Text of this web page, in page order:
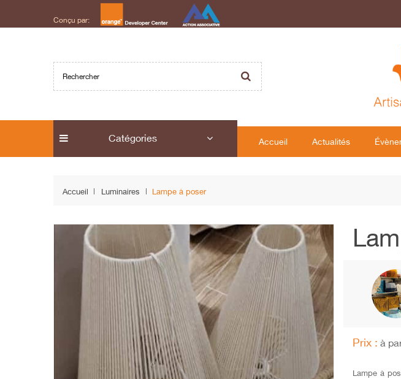
Conçu par:
Catégories Accueil Actualités
Accueil Luminaires Lampe à poser
Prix : à
Lampe à